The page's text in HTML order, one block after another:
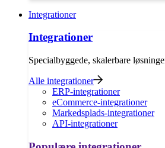
Integrationer
Integrationer
Specialbyggede, skalerbare
Alle integrationer
ERP-integrationer
eCommerce-integrationer
Markedsplads-integrationer
API-integrationer